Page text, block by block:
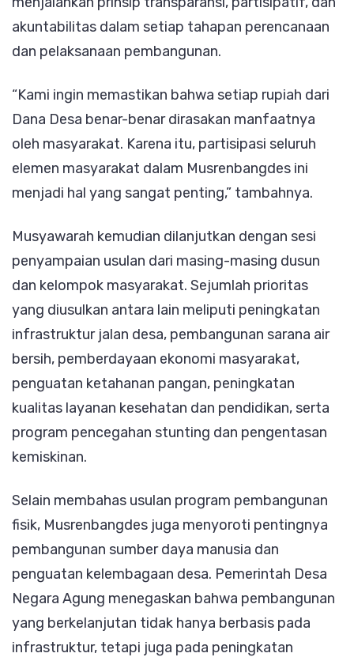
akuntabilitas dalam setiap tahapan perencanaan
dan pelaksanaan pembangunan.
“Kami ingin memastikan bahwa setiap rupiah dari
Dana Desa benar-benar dirasakan manfaatnya
oleh masyarakat. Karena itu, partisipasi seluruh
elemen masyarakat dalam Musrenbangdes ini
menjadi hal yang sangat penting,” tambahnya.
Musyawarah kemudian dilanjutkan dengan sesi
penyampaian usulan dari masing-masing dusun
dan kelompok masyarakat. Sejumlah prioritas
yang diusulkan antara lain meliputi peningkatan
infrastruktur jalan desa, pembangunan sarana air
bersih, pemberdayaan ekonomi masyarakat,
penguatan ketahanan pangan, peningkatan
kualitas layanan kesehatan dan pendidikan, serta
program pencegahan stunting dan pengentasan
kemiskinan.
Selain membahas usulan program pembangunan
fisik, Musrenbangdes juga menyoroti pentingnya
pembangunan sumber daya manusia dan
penguatan kelembagaan desa. Pemerintah Desa
Negara Agung menegaskan bahwa pembangunan
yang berkelanjutan tidak hanya berbasis pada
infrastruktur, tetapi juga pada peningkatan